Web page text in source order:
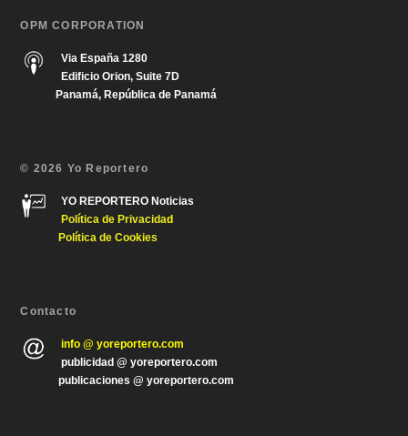
OPM CORPORATION
Via España 1280
Edificio Orion, Suite 7D
Panamá, República de Panamá
© 2026 Yo Reportero
YO REPORTERO Noticias
Política de Privacidad
Política de Cookies
Contacto
info @ yoreportero.com
publicidad @ yoreportero.com
publicaciones @ yoreportero.com